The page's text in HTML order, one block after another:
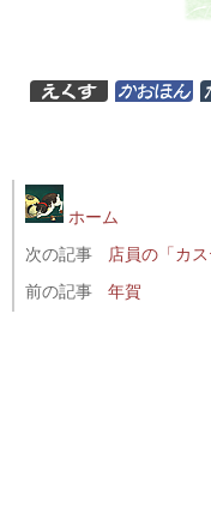
ホーム
次の記事
店員の「カ
前の記事
年賀